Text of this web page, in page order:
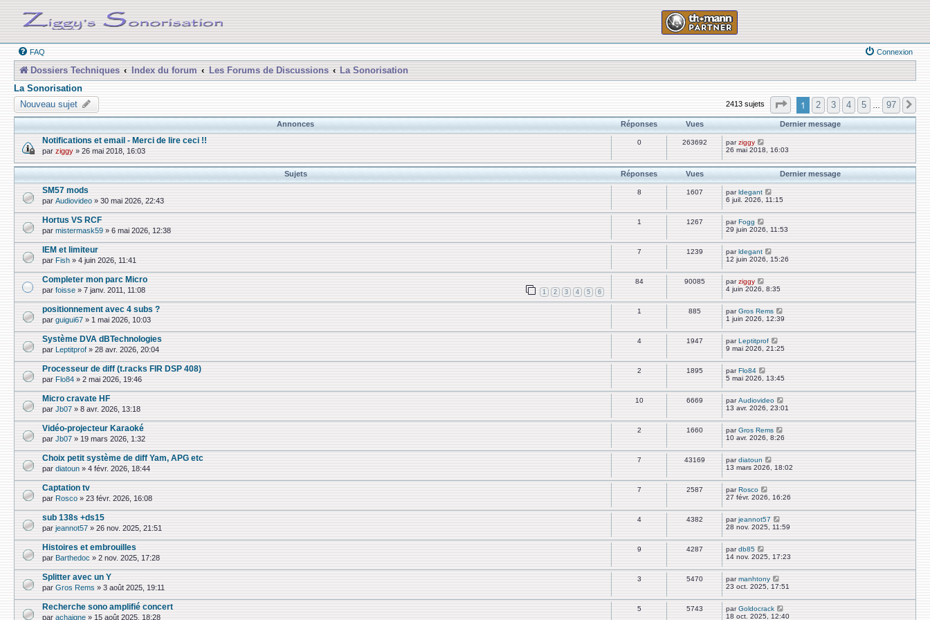
FAQ Connexion
Dossiers Techniques Index du forum Les Forums de Discussions
La Sonorisation
La Sonorisation
Nouveau sujet
2413 sujets Page sur97
1 2 3 4 5 97
Annonces Réponses Vues Dernier message
Notifications et email - Merci de lire ceci !!
par ziggy » 26 mai 2018, 16:03
0 263692 parziggy
26 mai 2018, 16:03
Sujets Réponses Vues Dernier message
SM57 mods
par Audiovideo » 30 mai 2026, 22:43
8 1607 parldegant
6 juil. 2026, 11:15
Hortus VS RCF
par mistermask59 » 6 mai 2026, 12:38
1 1267 parFogg
29 juin 2026, 11:53
IEM et limiteur
par Fish » 4 juin 2026, 11:41
7 1239 parldegant
12 juin 2026, 15:26
Completer mon parc Micro
par foisse » 7 janv. 2011, 11:08 1 2 3 4 5 6
84 90085 parziggy
4 juin 2026, 8:35
positionnement avec 4 subs ?
par guigui67 » 1 mai 2026, 10:03
1 885 parGros Rems
1 juin 2026, 12:39
Système DVA dBTechnologies
par Leptitprof» 28 avr. 2026, 20:04
4 1947 parLeptitprof
9 mai 2026, 21:25
Processeur de diff (t.racks FIR DSP 408)
par Flo84 » 2 mai 2026, 19:46
2 1895 parFlo84
5 mai 2026, 13:45
Micro cravate HF
par Jb07 » 8 avr. 2026, 13:18
10 6669 parAudiovideo
13 avr. 2026, 23:01
Vidéo-projecteur Karaoké
par Jb07 » 19 mars 2026, 1:32
2 1660 parGros Rems
10 avr. 2026, 8:26
Choix petit système de diff Yam, APG etc
par diatoun » 4 févr. 2026, 18:44
7 43169 pardiatoun
13 mars 2026, 18:02
Captation tv
par Rosco » 23 févr. 2026, 16:08
7 2587 parRosco
27 févr. 2026, 16:26
sub 138s +ds15
par jeannot57 » 26 nov. 2025, 21:51
4 4382 parjeannot57
28 nov. 2025, 11:59
Histoires et embrouilles
par Barthedoc » 2 nov. 2025, 17:28
9 4287 pardb85
14 nov. 2025, 17:23
Splitter avec un Y
par Gros Rems » 3 août 2025, 19:11
3 5470 parmanhtony
23 oct. 2025, 17:51
Recherche sono amplifié concert
par achaigne » 15 août 2025, 18:28
5 5743 parGoldocrack
18 oct. 2025, 12:40